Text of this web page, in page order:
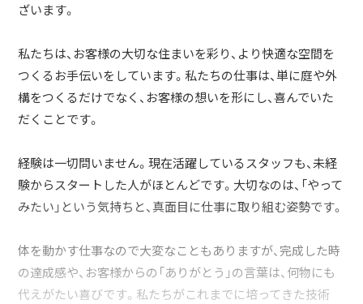
ざいます。
私たちは、お客様の大切な住まいを彩り、より快適な空間を
つくるお手伝いをしています。私たちの仕事は、単に庭や外
構をつくるだけでなく、お客様の想いを形にし、喜んでいた
だくことです。
経験は一切問いません。現在活躍しているスタッフも、未経
験からスタートした人がほとんどです。大切なのは、「やって
みたい」という気持ちと、真面目に仕事に取り組む姿勢です。
体を動かす仕事なので大変なこともありますが、完成した時
の達成感や、お客様からの「ありがとう」の言葉は、何物にも
代えがたい喜びです。私たちがこれまでに培ってきた技術